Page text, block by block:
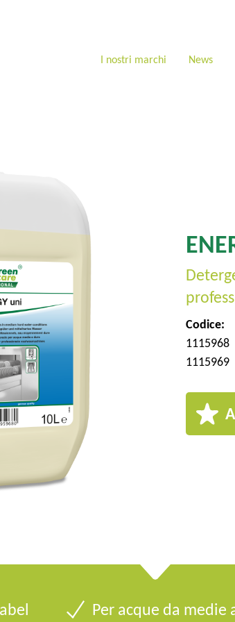
I nostri marchi News
Codice:
1115968
1115969
Per acque da medie